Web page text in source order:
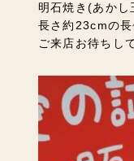
明石焼き(あかし
長さ約23cmの
ご来店お待ちし